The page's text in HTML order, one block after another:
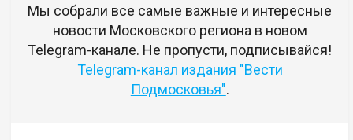
Мы собрали все самые важные и интересные
новости Московского региона в новом
Telegram-канале. Не пропусти, подписывайся!
Telegram-канал издания "Вести
Подмосковья".